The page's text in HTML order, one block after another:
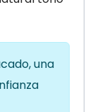
una